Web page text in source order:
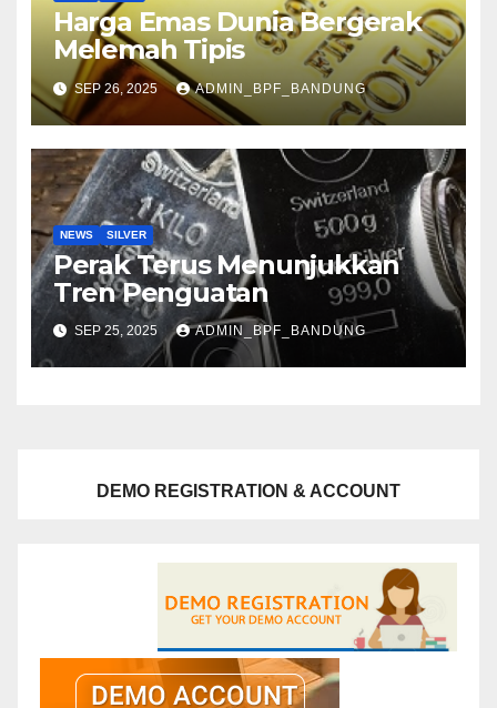
Harga Emas Dunia Bergerak
Melemah Tipis
SEP 26, 2025 ADMIN_BPF_BANDUNG
NEWS SILVER
Perak Terus Menunjukkan
Tren Penguatan
SEP 25, 2025 ADMIN_BPF_BANDUNG
DEMO REGISTRATION & ACCOUNT